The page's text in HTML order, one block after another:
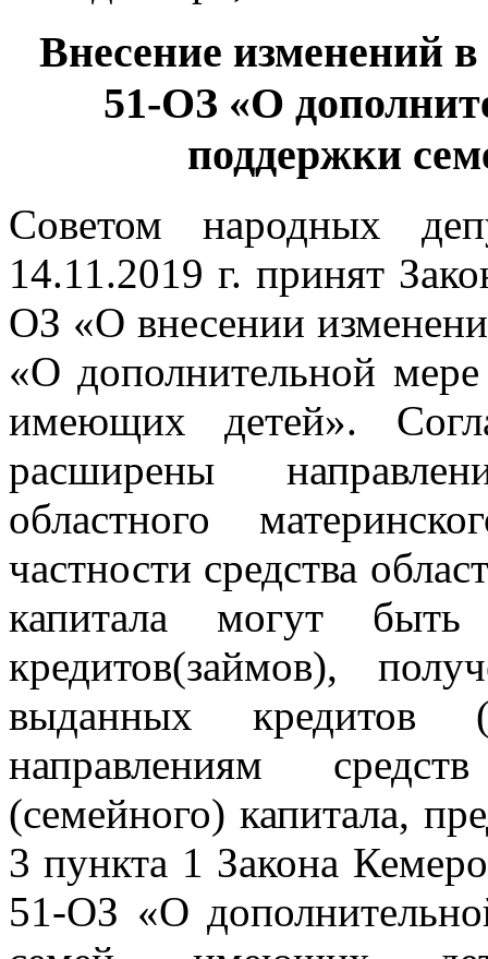
Внесение изменений
51-ОЗ «О
поддержки
Советом народных
14.11.2019 г. принят
ОЗ «О внесении
«О дополнительной
имеющих детей».
расширены
областного
частности средства
капитала могут
кредитов(займов),
выданных кредитов
направлениям
(семейного) капитала,
3 пункта 1 Закона
51-ОЗ «О